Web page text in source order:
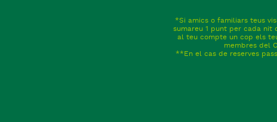
*Si amics o familiars teus
sumareu 1 punt per cada nit
al teu compte un cop els
membres del
**En el cas de reserves